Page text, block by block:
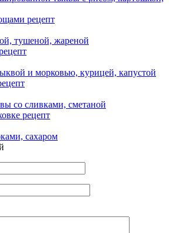
тушеной, жареной
и морковью, курицей, капустой
со сливками, сметаной
сахаром